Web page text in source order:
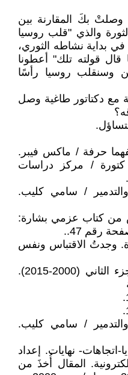
وصلتْ بكَ المقارنة بين
والذي "قلب روسيا
بداية نشاطه الثوري،
قولته تلك" أعطونا
وسنقلب روسيا رأسًا
دكتاتور طاغية وصل
حرفة / ماكس فيبر.
كتورة / مركز دراسات
/ سامي كليب.
من كتاب عزمي بشارة:
رقم 47..
وجدتُ الاقتباس ونفس
[5] مذكرات فاروق الشرع الجزء الثاني (2000-2015).
/ سامي كليب.
نهايات. إعداد
المقال أُخذَ من